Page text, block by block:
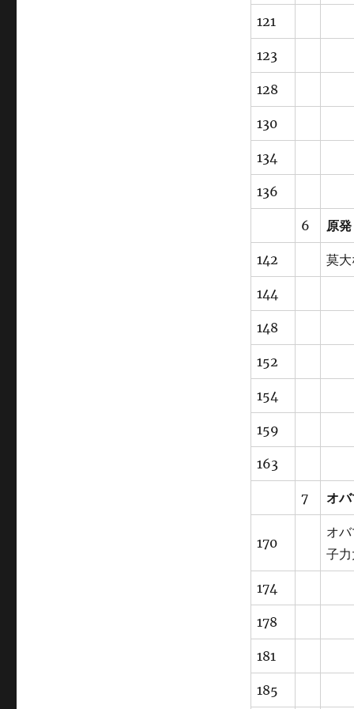
121
123
128
130
134
136
6 原
142 莫
144
148
152
154
159
163
7 オ
170
オ
子
174
178
181
185